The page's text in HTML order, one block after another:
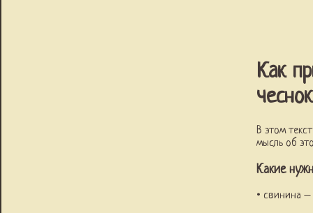
Как
В этом
мысль об
Какие
• свинина –